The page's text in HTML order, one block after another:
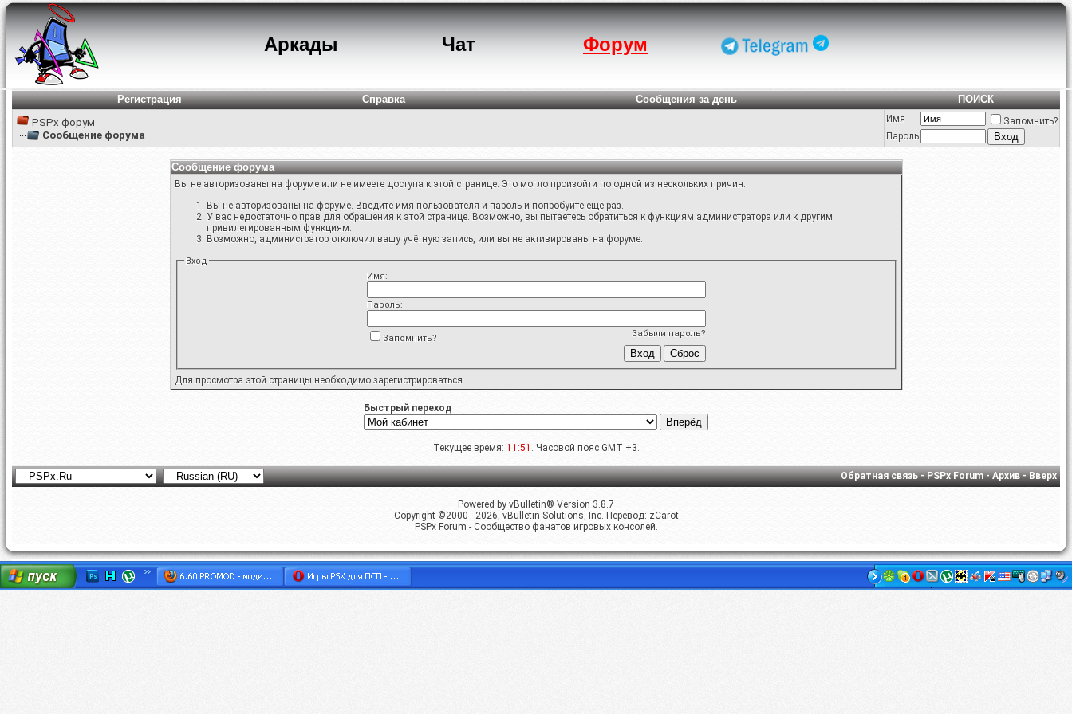
Аркады Чат Форум
Регистрация Справка Сообщения за день
ПОИСК
PSPx форум
Сообщение форума
Имя
Запомнить?
Пароль
Сообщение форума
Вы не авторизованы на форуме или не имеете доступа к этой странице. Это могло произойти по одной из нескольких причин:
Вы не авторизованы на форуме. Введите имя пользователя и пароль и попробуйте ещё раз.
У вас недостаточно прав для обращения к этой странице. Возможно, вы пытаетесь обратиться к функциям администратора или к другим
привилегированным функциям.
Возможно, администратор отключил вашу учётную запись, или вы не активированы на форуме.
Вход
Имя:
Пароль:
Забыли пароль?
Запомнить?
Для просмотра этой страницы необходимо зарегистрироваться.
Быстрый переход
Текущее время: 11:51 . Часовой пояс GMT +3.
Обратная связь-PSPx Forum-Архив-Вверх
Powered by vBulletin® Version 3.8.7
Copyright ©2000 - 2026, vBulletin Solutions, Inc. Перевод: zCarot
PSPx Forum - Сообщество фанатов игровых консолей.